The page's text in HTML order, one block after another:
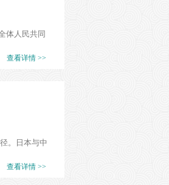
体人民共同
查看详情 >>
。日本与中
查看详情 >>